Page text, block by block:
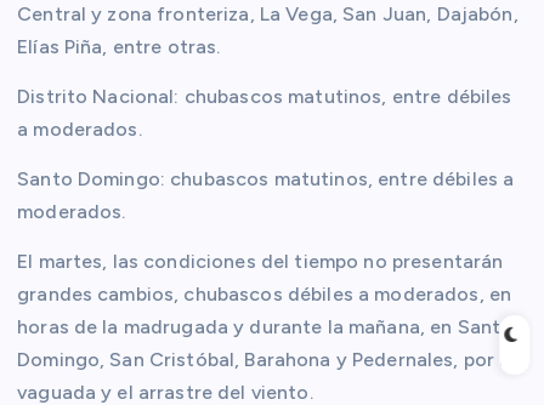
Central y zona fronteriza, La Vega, San Juan, Dajabón,
Elías Piña, entre otras.
Distrito Nacional: chubascos matutinos, entre débiles
a moderados.
Santo Domingo: chubascos matutinos, entre débiles a
moderados.
El martes, las condiciones del tiempo no presentarán
grandes cambios, chubascos débiles a moderados, en
horas de la madrugada y durante la mañana, en Santo
Domingo, San Cristóbal, Barahona y Pedernales, por la
vaguada y el arrastre del viento.